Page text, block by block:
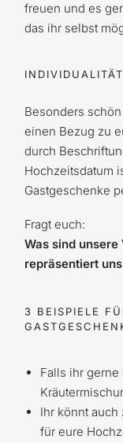
freuen und es
das ihr selbst
Besonders
einen Bezug zu
durch
Hochzeitsdatum
Gastgeschenke
Fragt euch:
Was sind
repräsentiert
3 BEISPIELE
Falls ihr
Ihr könnt
für eure